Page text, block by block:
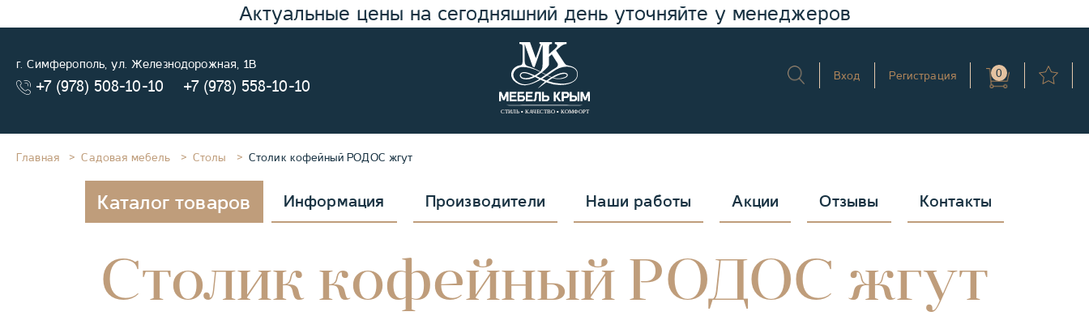
Актуальные цены на сегодняшний день уточняйте у менеджеров
г. Симферополь, ул. Железнодорожная, 1В
+7 (978) 508-10-10 +7 (978) 558-10-10
Вход Регистрация 0
Главная Садовая мебель Столы Столик кофейный РОДОС жгут
Каталог товаров Информация Производители Наши работы Акции Отзывы Контакты
Столик кофейный РОДОС жгут